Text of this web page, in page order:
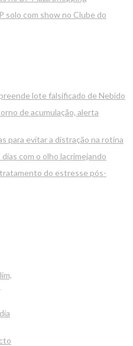
solo com show no Clube do
lote falsificado de Nebido
de acumulação, alerta
para evitar a distração na rotina
com o olho lacrimejando
do estresse pós-